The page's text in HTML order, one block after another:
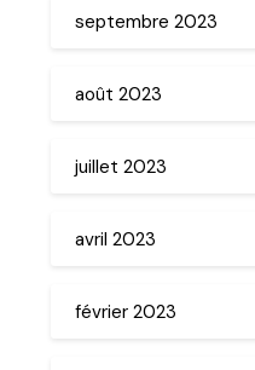
septembre 2023
août 2023
juillet 2023
avril 2023
février 2023